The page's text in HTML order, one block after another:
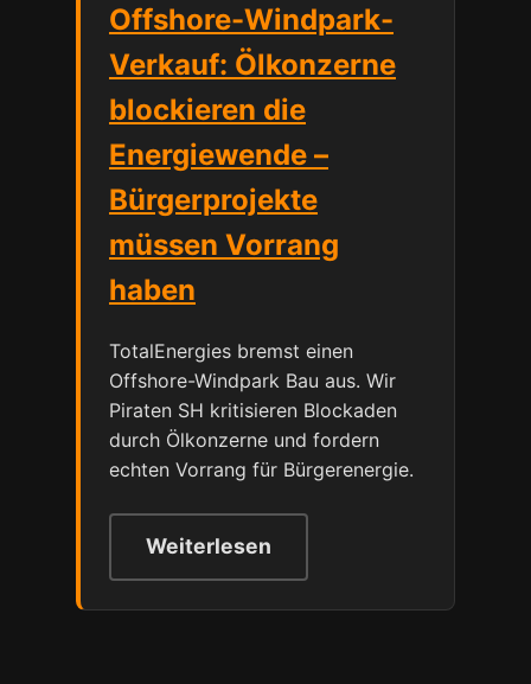
Offshore-Windpark-
Verkauf: Ölkonzerne
blockieren die
Energiewende –
Bürgerprojekte
müssen Vorrang
haben
TotalEnergies bremst einen
Offshore-Windpark Bau aus. Wir
Piraten SH kritisieren Blockaden
durch Ölkonzerne und fordern
echten Vorrang für Bürgerenergie.
Weiterlesen